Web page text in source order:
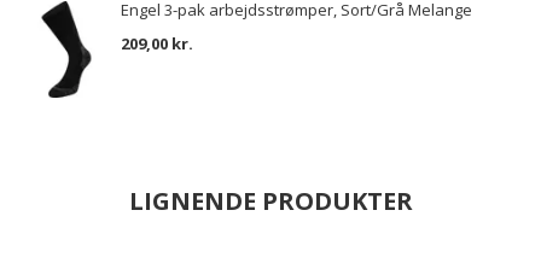
Engel 3-pak arbejdsstrømper, Sort/Grå Melange
209,00 kr.
LIGNENDE PRODUKTER